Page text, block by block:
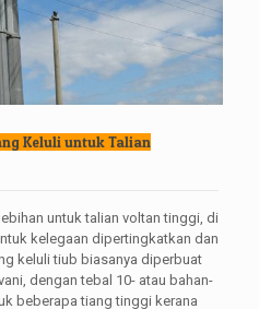
Keluli untuk Talian
untuk talian voltan tinggi, di
kelegaan dipertingkatkan dan
keluli tiub biasanya diperbuat
dengan tebal 10- atau bahan-
beberapa tiang tinggi kerana